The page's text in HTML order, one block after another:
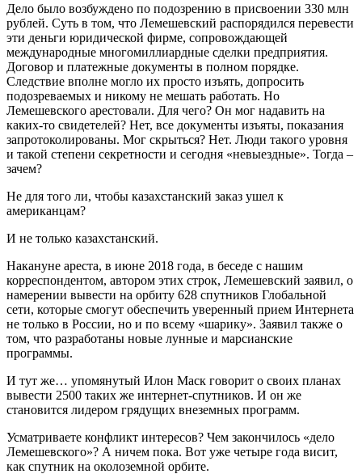
Дело было возбуждено по подозрению в присвоении 330 млн
рублей. Суть в том, что Лемешевский распорядился перевести
эти деньги юридической фирме, сопровождающей
международные многомиллиардные сделки предприятия.
Договор и платежные документы в полном порядке.
Следствие вполне могло их просто изъять, допросить
подозреваемых и никому не мешать работать. Но
Лемешевского арестовали. Для чего? Он мог надавить на
каких-то свидетелей? Нет, все документы изъяты, показания
запротоколированы. Мог скрыться? Нет. Люди такого уровня
и такой степени секретности и сегодня «невыездные». Тогда –
зачем?
Не для того ли, чтобы казахстанский заказ ушел к
американцам?
И не только казахстанский.
Накануне ареста, в июне 2018 года, в беседе с нашим
корреспондентом, автором этих строк, Лемешевский заявил, о
намерении вывести на орбиту 628 спутников Глобальной
сети, которые смогут обеспечить уверенный прием Интернета
не только в России, но и по всему «шарику». Заявил также о
том, что разработаны новые лунные и марсианские
программы.
И тут же… упомянутый Илон Маск говорит о своих планах
вывести 2500 таких же интернет-спутников. И он же
становится лидером грядущих внеземных программ.
Усматриваете конфликт интересов? Чем закончилось «дело
Лемешевского»? А ничем пока. Вот уже четыре года висит,
как спутник на околоземной орбите.